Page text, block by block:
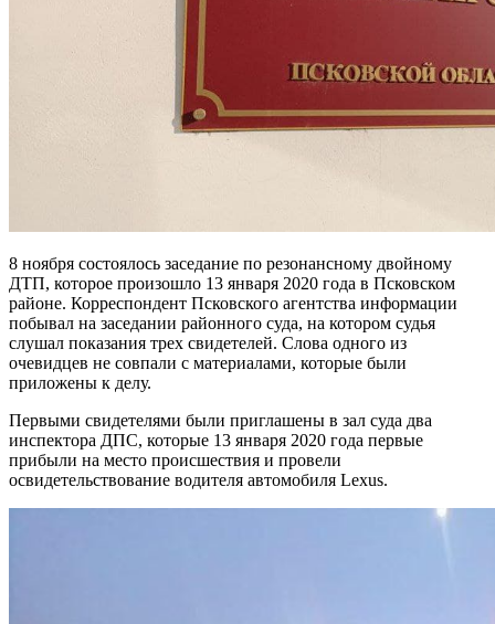
8 ноября состоялось заседание по резонансному двойному
ДТП, которое произошло 13 января 2020 года в Псковском
районе. Корреспондент Псковского агентства информации
побывал на заседании районного суда, на котором судья
слушал показания трех свидетелей. Слова одного из
очевидцев не совпали с материалами, которые были
приложены к делу.
Первыми свидетелями были приглашены в зал суда два
инспектора ДПС, которые 13 января 2020 года первые
прибыли на место происшествия и провели
освидетельствование водителя автомобиля Lexus.